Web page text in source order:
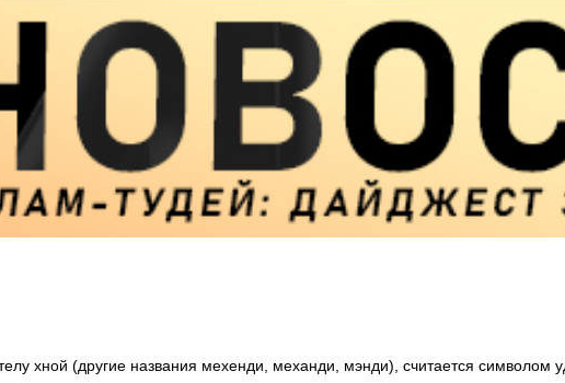
хной (другие названия мехенди, механди, мэнди), считается символом